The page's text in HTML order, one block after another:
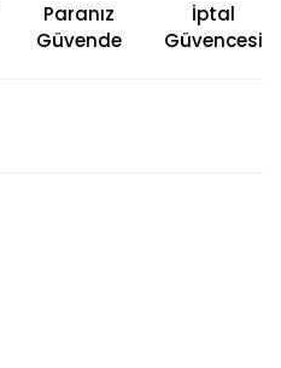
Paranız
Güvende
İptal
Güvencesi